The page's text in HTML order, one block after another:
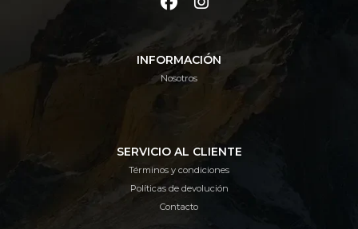
INFORMACIÓN
Nosotros
SERVICIO AL CLIENTE
Términos y condiciones
Políticas de devolución
Contacto